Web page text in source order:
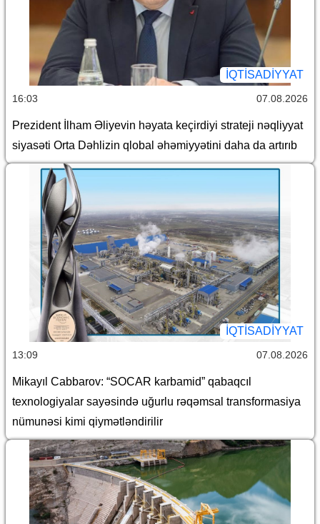
İQTİSADİYYAT
16:03 07.08.2026
Prezident İlham Əliyevin həyata keçirdiyi strateji nəqliyyat
siyasəti Orta Dəhlizin qlobal əhəmiyyətini daha da artırıb
İQTİSADİYYAT
13:09 07.08.2026
Mikayıl Cabbarov: “SOCAR karbamid” qabaqcıl
texnologiyalar sayəsində uğurlu rəqəmsal transformasiya
nümunəsi kimi qiymətləndirilir